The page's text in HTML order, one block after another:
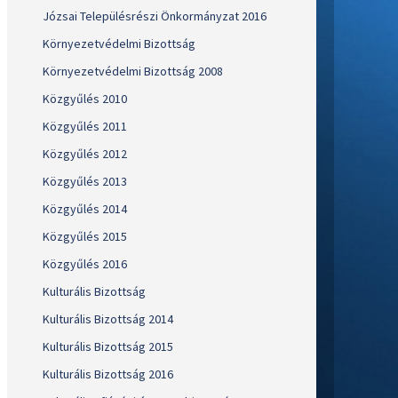
Józsai Településrészi Önkormányzat 2016
Környezetvédelmi Bizottság
Környezetvédelmi Bizottság 2008
Közgyűlés 2010
Közgyűlés 2011
Közgyűlés 2012
Közgyűlés 2013
Közgyűlés 2014
Közgyűlés 2015
Közgyűlés 2016
Kulturális Bizottság
Kulturális Bizottság 2014
Kulturális Bizottság 2015
Kulturális Bizottság 2016